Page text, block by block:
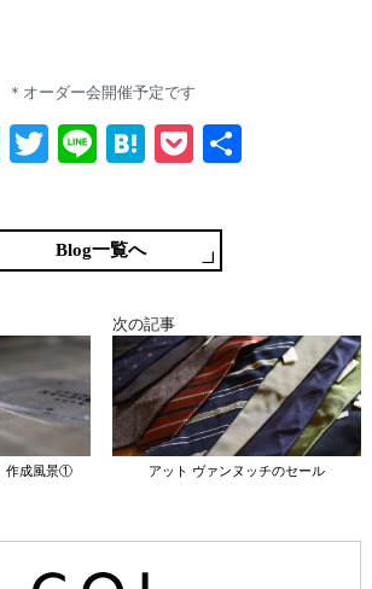
＊オーダー会開催予定です
Fa
bo
ok
T
tte
r
Li H
en
a
P
ke
t
共
Blog一覧へ
作成風景①
次の記事
アット ヴァンヌッチのセール